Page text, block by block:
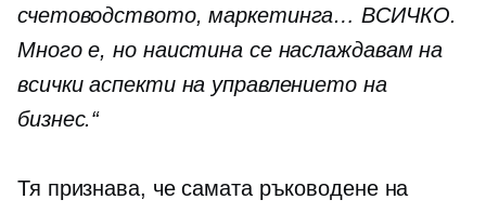
счетоводството, маркетинга… ВСИЧКО.
Много е, но наистина се наслаждавам на
всички аспекти на управлението на
бизнес.“
Тя признава, че самата ръководене на